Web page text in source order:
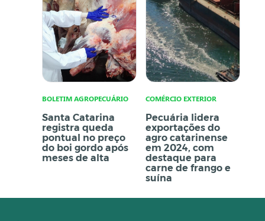
BOLETIM AGROPECUÁRIO
Santa Catarina
registra queda
pontual no preço
do boi gordo após
meses de alta
COMÉRCIO EXTERIOR
Pecuária lidera
exportações do
agro catarinense
em 2024, com
destaque para
carne de frango e
suína